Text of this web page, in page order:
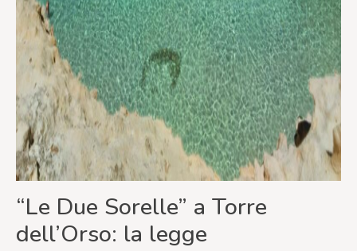
“Le Due Sorelle” a Torre
dell’Orso: la legge